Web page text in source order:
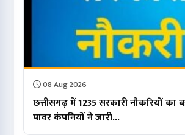
08 Aug 2026
छत्तीसगढ़ में 1235 सरकारी नौकरियों का
पावर कंपनियों ने जारी...